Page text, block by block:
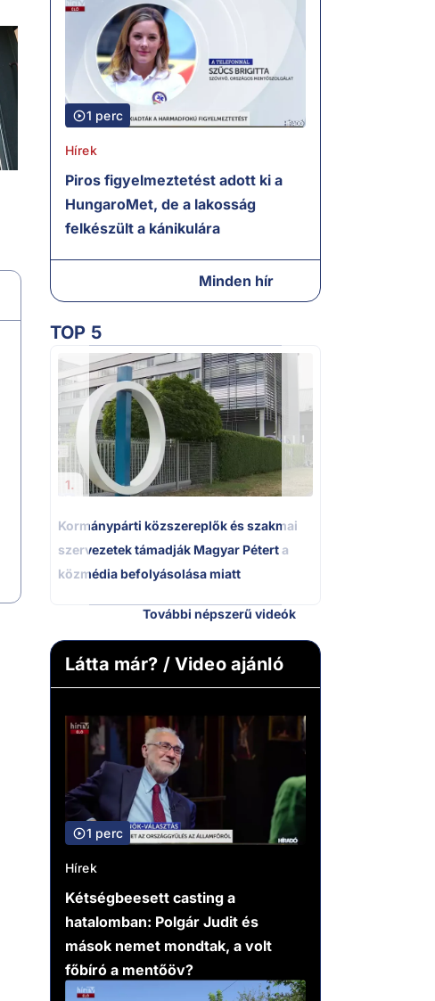
1 perc
Hírek
Piros figyelmeztetést adott ki a
HungaroMet, de a lakosság
felkészült a kánikulára
Minden hír
TOP 5
1.
Kormánypárti közszereplők és szakmai
szervezetek támadják Magyar Pétert a
közmédia befolyásolása miatt
További népszerű videók
Látta már? / Video ajánló
1 perc
Hírek
Kétségbeesett casting a
hatalomban: Polgár Judit és
mások nemet mondtak, a volt
főbíró a mentőöv?